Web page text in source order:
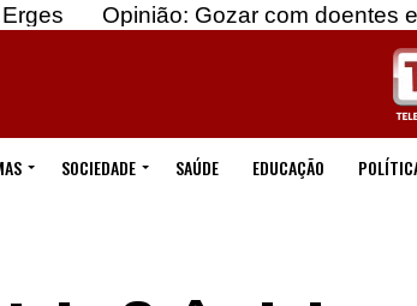
Opinião: Gozar com doentes e bajular
SOCIEDADE SAÚDE EDUCAÇÃO